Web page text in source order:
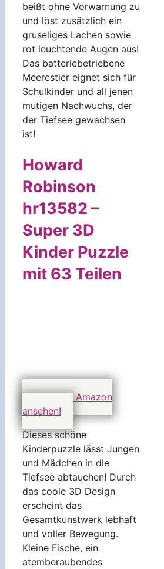
beißt ohne Vorwarnung zu
und löst zusätzlich ein
gruseliges Lachen sowie
rot leuchtende Augen aus!
Das batteriebetriebene
Meerestier eignet sich für
Schulkinder und all jenen
mutigen Nachwuchs, der
der Tiefsee gewachsen
ist!
Howard
Robinson
hr13582 –
Super 3D
Kinder Puzzle
mit 63 Teilen
Preis auf Amazon
ansehen!
Dieses schöne
Kinderpuzzle lässt Jungen
und Mädchen in die
Tiefsee abtauchen! Durch
das coole 3D Design
erscheint das
Gesamtkunstwerk lebhaft
und voller Bewegung.
Kleine Fische, ein
atemberaubendes